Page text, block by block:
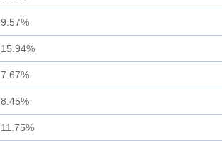
9.57%
15.94%
7.67%
8.45%
11.75%